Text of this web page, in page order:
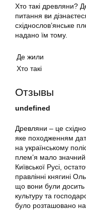
Хто такі древляни?
питання ви
східнослов’янське
надано їм тому.
Де жили
Хто такі
Отзывы
undefined
Древляни – це
яке походженням
на українському
плем’я мало значний
Київської Русі,
правлінні княгині
що вони були
культуру та
було розташовано на